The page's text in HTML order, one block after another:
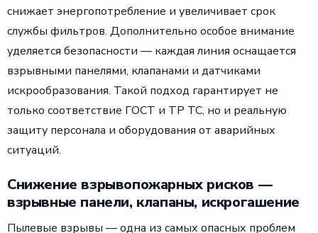
снижает энергопотребление и увеличивает срок
службы фильтров. Дополнительно особое внимание
уделяется безопасности — каждая линия оснащается
взрывными панелями, клапанами и датчиками
искрообразования. Такой подход гарантирует не
только соответствие ГОСТ и ТР ТС, но и реальную
защиту персонала и оборудования от аварийных
ситуаций.
Снижение взрывопожарных рисков —
взрывные панели, клапаны, искрогашение
Пылевые взрывы — одна из самых опасных проблем